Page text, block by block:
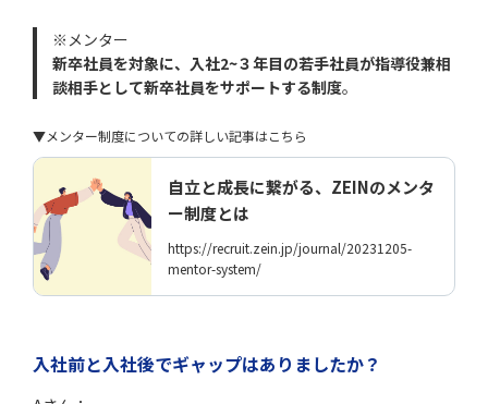
※メンター
新卒社員を対象に、入社2~３年目の若手社員が指導役兼相
談相手として新卒社員をサポートする制度。
▼メンター制度についての詳しい記事はこちら
自立と成長に繋がる、ZEINのメンタ
ー制度とは
https://recruit.zein.jp/journal/20231205-
mentor-system/
入社前と入社後でギャップはありましたか？